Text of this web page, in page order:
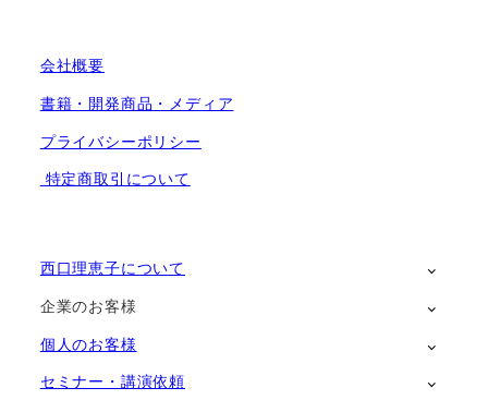
会社概要
書籍・開発商品・メディア
プライバシーポリシー
特定商取引について
西口理恵子について
企業のお客様
個人のお客様
セミナー・講演依頼